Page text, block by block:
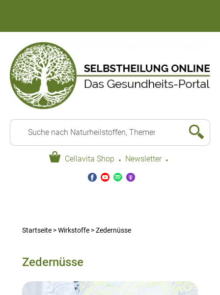
Cellavita Shop · Newsletter ·
Startseite>Wirkstoffe>Zedernüsse
Zedernüsse